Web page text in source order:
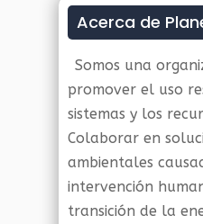
Acerca de
Somos una
promover el uso
sistemas y los
Colaborar en
ambientales
intervención
transición de la